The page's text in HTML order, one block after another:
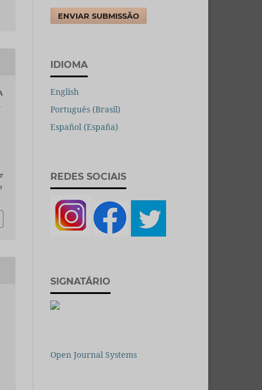
ENVIAR SUBMISSÃO
IDIOMA
English
Português (Brasil)
Español (España)
REDES SOCIAIS
SIGNATÁRIO
Open Journal Systems